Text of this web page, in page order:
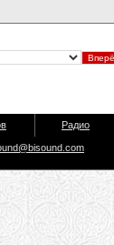
Радио